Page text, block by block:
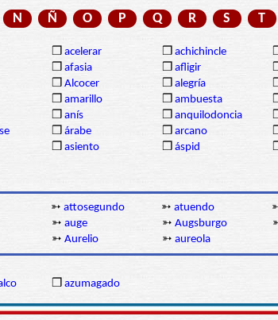
N Ñ O P Q R S T
❒ acelerar ❒ achichincle
❒ afasia ❒ afligir
❒ Alcocer ❒ alegría
❒ amarillo ❒ ambuesta
❒ anís ❒ anquilodoncia
❒ árabe ❒ arcano
❒ asiento ❒ áspid
➳ attosegundo ➳ atuendo
➳ auge ➳ Augsburgo
➳ Aurelio ➳ aureola
❒ azumagado